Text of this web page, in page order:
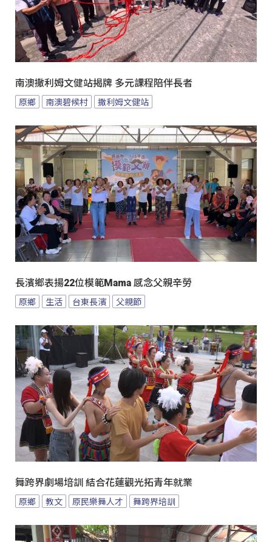
南澳撒利姆文健站揭牌 多元課程陪伴長者
原鄉 南澳碧候村 撒利姆文健站
長濱鄉表揚22位模範Mama 感念父親辛勞
原鄉 生活 台東長濱 父親節
舞跨界劇場培訓 結合花蓮觀光拓青年就業
原鄉 教文 原民樂舞人才 舞跨界培訓